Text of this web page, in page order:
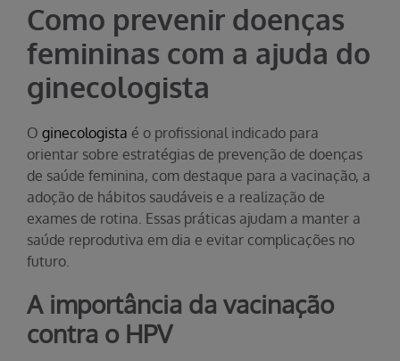
Como prevenir doenças
femininas com a ajuda do
ginecologista
O ginecologista é o profissional indicado para
orientar sobre estratégias de prevenção de doenças
de saúde feminina, com destaque para a vacinação, a
adoção de hábitos saudáveis e a realização de
exames de rotina. Essas práticas ajudam a manter a
saúde reprodutiva em dia e evitar complicações no
futuro.
A importância da vacinação
contra o HPV